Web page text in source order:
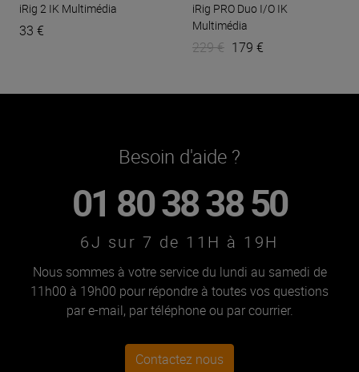
iRig 2 IK Multimédia
33 €
iRig PRO Duo I/O IK
Multimédia
229 € 179 €
Besoin d'aide ?
01 80 38 38 50
6J sur 7 de 11H à 19H
Nous sommes à votre service du lundi au samedi de
11h00 à 19h00 pour répondre à toutes vos questions
par e-mail, par téléphone ou par courrier.
Contactez nous